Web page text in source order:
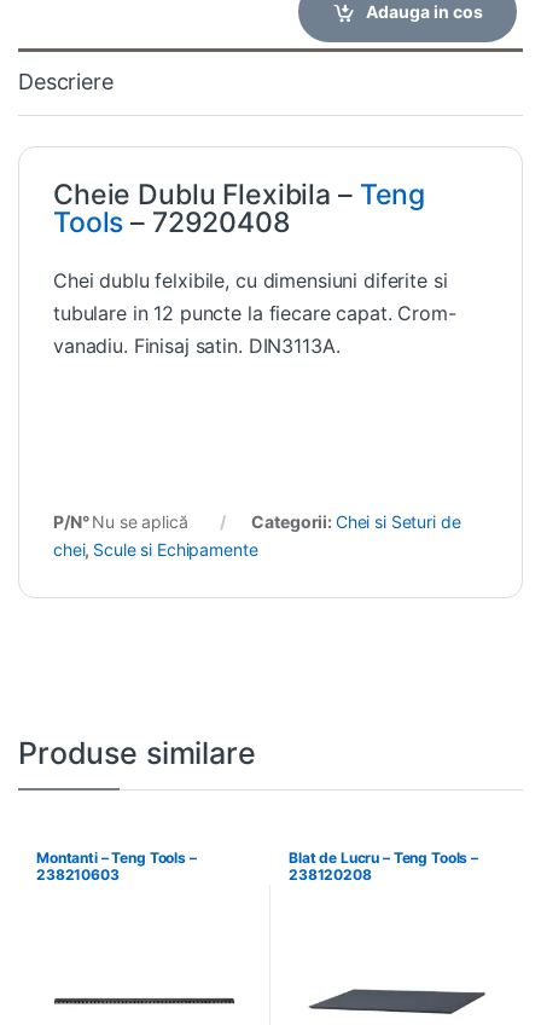
Adauga in cos
Descriere
Cheie Dublu Flexibila – Teng
Tools – 72920408
Chei dublu felxibile, cu dimensiuni diferite si
tubulare in 12 puncte la fiecare capat. Crom-
vanadiu. Finisaj satin. DIN3113A.
P/N°Nu se aplică Categorii: Chei si Seturi de
chei, Scule si Echipamente
Produse similare
Montanti – Teng Tools –
238210603
Blat de Lucru – Teng Tools –
238120208